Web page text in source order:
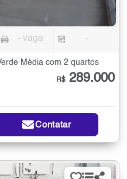
- vaga -
Média com 2 quartos
R$ 289.000
Contatar